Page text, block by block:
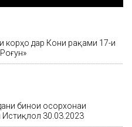
корҳо дар Кони рақами 17-и
бинои осорхонаи
30.03.2023